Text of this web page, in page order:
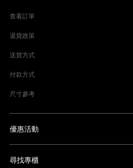
查看訂單
退貨政策
送貨方式
付款方式
尺寸參考
優惠活動
尋找專櫃